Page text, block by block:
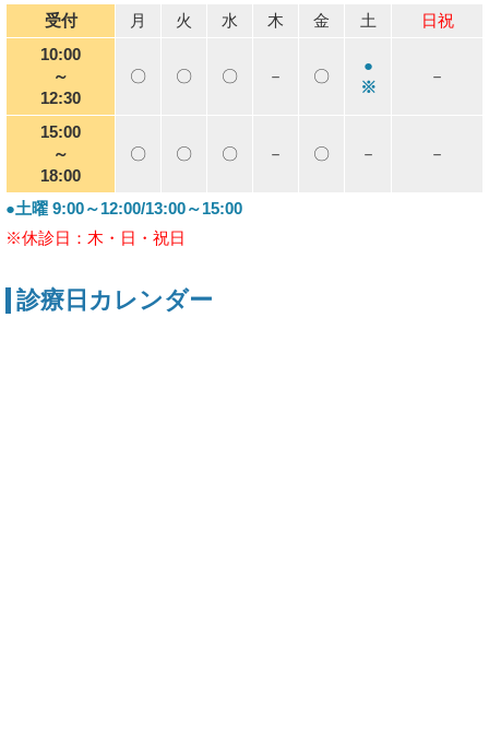
受付 月 火 水 木 金 土
日祝
10:00
～
12:30
〇 〇 〇 － 〇
●
※
－
15:00
～
18:00
〇 〇 〇 － 〇 － －
●土曜 9:00～12:00/13:00～15:00
※休診日：木・日・祝日
診療日カレンダー